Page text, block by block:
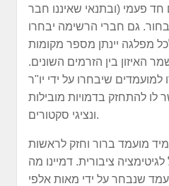
פעמי (ובתנאי שאיננו חבר
גם חברי הרשימה יבחרו
מפלגה יינתן מספר מקומות
האיזון בין הזרמים השונים.
למועמדים שיבחרו על ידי יו"ר
להתחזק בדמויות מובילות
ונציגי סקטורים.
מועמד ברור וחזק לראשות
ציבורית. דמיינו מה
שנבחר על ידי מאות אלפי